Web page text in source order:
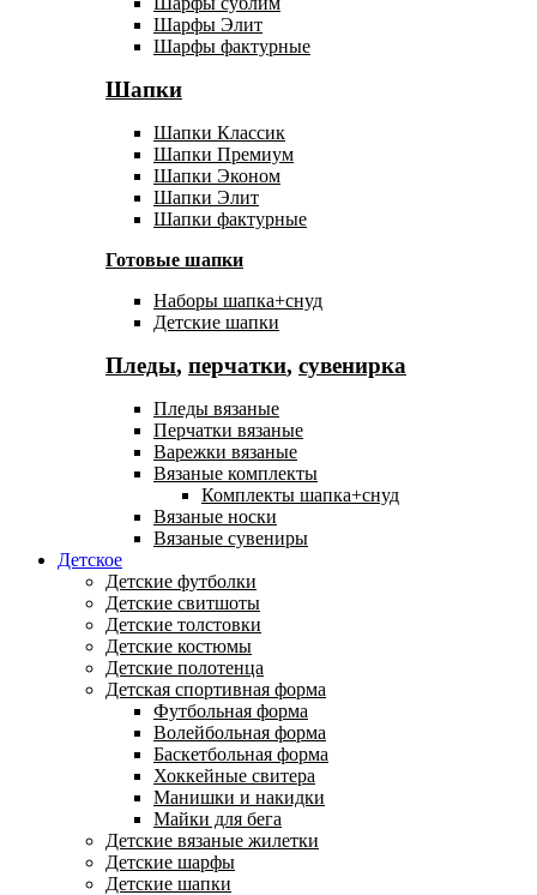
Шарфы Элит
Шарфы фактурные
Шапки
Шапки Классик
Шапки Премиум
Шапки Эконом
Шапки Элит
Шапки фактурные
Готовые шапки
Наборы шапка+снуд
Детские шапки
Пледы, перчатки, сувенирка
Пледы вязаные
Перчатки вязаные
Варежки вязаные
Вязаные комплекты
Комплекты шапка+снуд
Вязаные носки
Вязаные сувениры
Детское
Детские футболки
Детские свитшоты
Детские толстовки
Детские костюмы
Детские полотенца
Детская спортивная форма
Футбольная форма
Волейбольная форма
Баскетбольная форма
Хоккейные свитера
Манишки и накидки
Майки для бега
Детские вязаные жилетки
Детские шарфы
Детские шапки